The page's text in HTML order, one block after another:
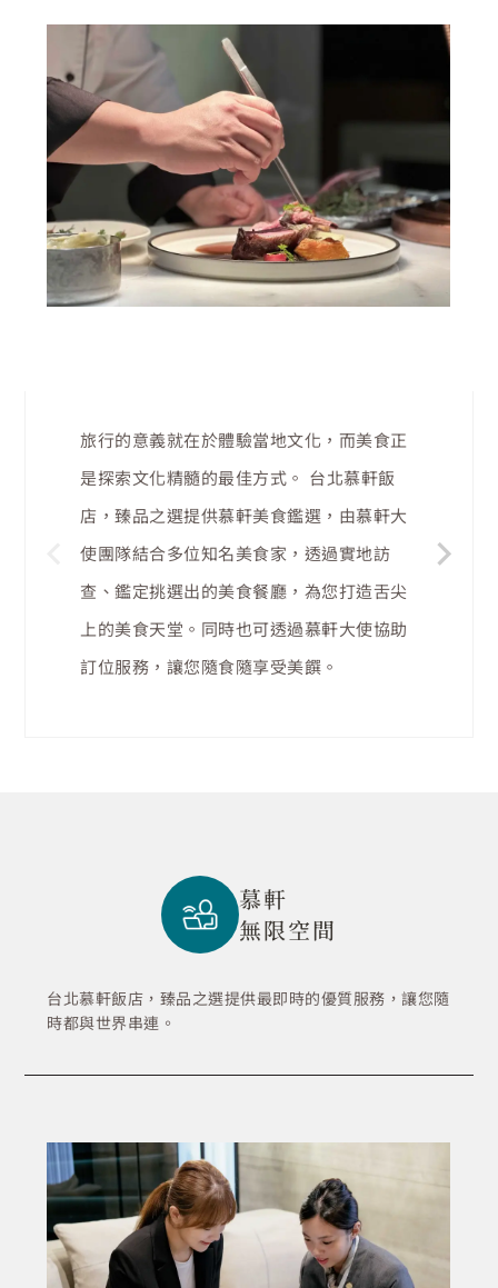
旅行的意義就在於體驗當地文化，而美食正
是探索文化精髓的最佳方式。 台北慕軒飯
店，臻品之選提供慕軒美食鑑選，由慕軒大
使團隊結合多位知名美食家，透過實地訪
查、鑑定挑選出的美食餐廳，為您打造舌尖
上的美食天堂。同時也可透過慕軒大使協助
訂位服務，讓您隨食隨享受美饌。
您在尋找具有台灣獨特色彩，充滿「台灣
味」的文化活動與場所嗎？慕軒大使團隊能
提供藝術諮詢或新書介紹，為您介紹雲門舞
集、台灣歌仔戲或流行文化等活動訊息，豐
富您的旅途、更添精彩。
即將出席重要的特別場合，台北慕軒飯店，
臻品之選提供專業造型師，為您打點造型，
成為眾人矚目的焦點!若有需要禮服租借服
務，或是更多量身打造的服務需求，請告訴
我們。
慕軒
無限空間
台北慕軒飯店，臻品之選提供最即時的優質服務，讓您隨
時都與世界串連。